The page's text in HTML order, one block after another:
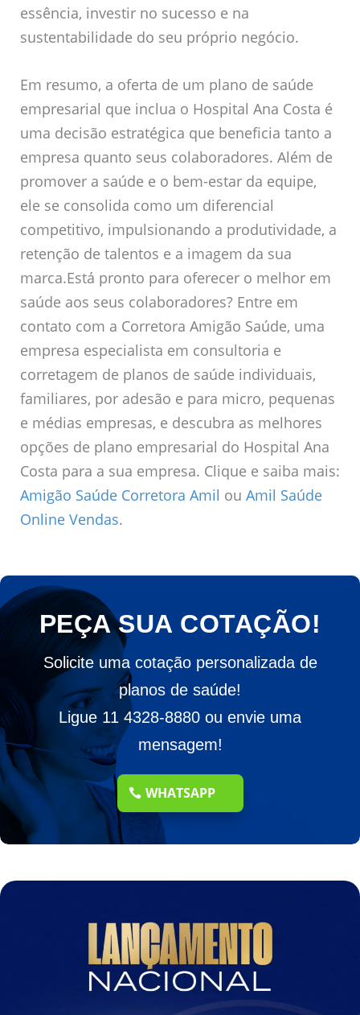
essência, investir no sucesso e na
sustentabilidade do seu próprio negócio.
Em resumo, a oferta de um plano de saúde
empresarial que inclua o Hospital Ana Costa é
uma decisão estratégica que beneficia tanto a
empresa quanto seus colaboradores. Além de
promover a saúde e o bem-estar da equipe,
ele se consolida como um diferencial
competitivo, impulsionando a produtividade, a
retenção de talentos e a imagem da sua
marca.Está pronto para oferecer o melhor em
saúde aos seus colaboradores? Entre em
contato com a Corretora Amigão Saúde, uma
empresa especialista em consultoria e
corretagem de planos de saúde individuais,
familiares, por adesão e para micro, pequenas
e médias empresas, e descubra as melhores
opções de plano empresarial do Hospital Ana
Costa para a sua empresa. Clique e saiba mais:
Amigão Saúde Corretora Amil ou Amil Saúde
Online Vendas.
PEÇA SUA COTAÇÃO!
Solicite uma cotação personalizada de
planos de saúde!
Ligue 11 4328-8880 ou envie uma
mensagem!
WHATSAPP